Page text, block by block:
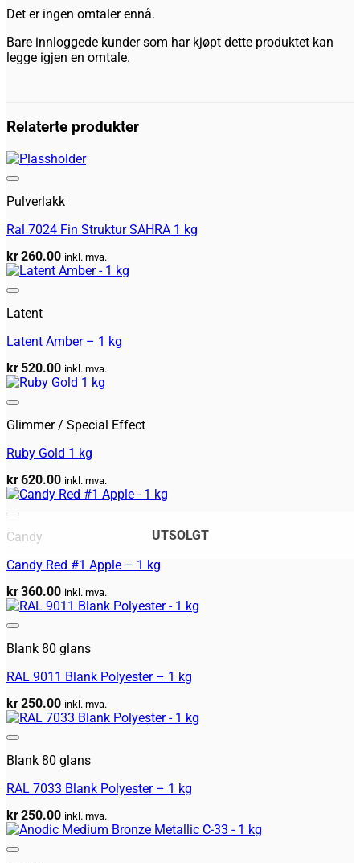
Det er ingen omtaler ennå.
Bare innloggede kunder som har kjøpt dette produktet kan
legge igjen en omtale.
Relaterte produkter
Pulverlakk
Ral 7024 Fin Struktur SAHRA 1 kg
kr260.00 inkl. mva.
Latent
Latent Amber – 1 kg
kr520.00 inkl. mva.
Glimmer / Special Effect
Ruby Gold 1 kg
kr620.00 inkl. mva.
Candy
Candy Red #1 Apple – 1 kg
kr360.00 inkl. mva.
UTSOLGT
Blank 80 glans
RAL 9011 Blank Polyester – 1 kg
kr250.00 inkl. mva.
Blank 80 glans
RAL 7033 Blank Polyester – 1 kg
kr250.00 inkl. mva.